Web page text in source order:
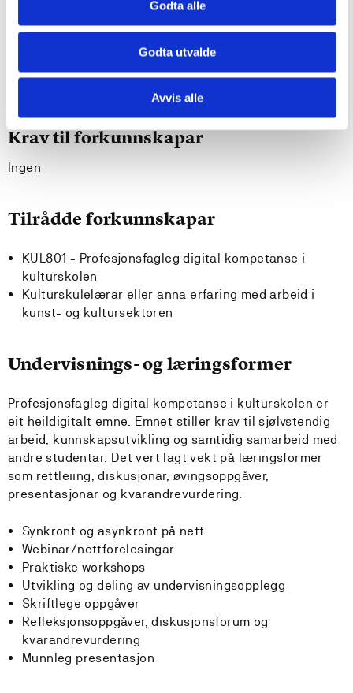
Godta alle
Godta utvalde
Avvis alle
undervisning på grunnlag av profesjonsfaglege omsyn
kjenner og kan relatere eiga undervisning til
relevante styringsdokument og lokalt læreplanarbeid
kan bidra til utvikling av elevane sine ferdigheiter i
Krav til forkunnskapar
Ingen
Tilrådde forkunnskapar
KUL801 - Profesjonsfagleg digital kompetanse i
kulturskolen
Kulturskulelærar eller anna erfaring med arbeid i
kunst- og kultursektoren
Undervisnings- og læringsformer
Profesjonsfagleg digital kompetanse i kulturskolen er
eit heildigitalt emne. Emnet stiller krav til sjølvstendig
arbeid, kunnskapsutvikling og samtidig samarbeid med
andre studentar. Det vert lagt vekt på læringsformer
som rettleiing, diskusjonar, øvingsoppgåver,
presentasjonar og kvarandrevurdering.
Synkront og asynkront på nett
Webinar/nettforelesingar
Praktiske workshops
Utvikling og deling av undervisningsopplegg
Skriftlege oppgåver
Refleksjonsoppgåver, diskusjonsforum og
kvarandrevurdering
Munnleg presentasjon